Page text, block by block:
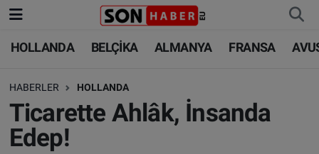
HOLLANDA BELÇİKA ALMANYA FRANSA
HABERLER HOLLANDA
Ticarette Ahlâk, İnsanda
Edep!
HOLLANDA
BELÇİKA
ALMANYA
HOLLANDA
BELÇİKA
ALMANYA
Nöbetçi Eczaneler
Hava Durumu
Trafik Durumu